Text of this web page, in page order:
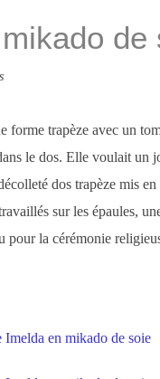
de
forme trapèze avec un
le dos. Elle voulait un
dos trapèze mis
sur les épaules,
la cérémonie